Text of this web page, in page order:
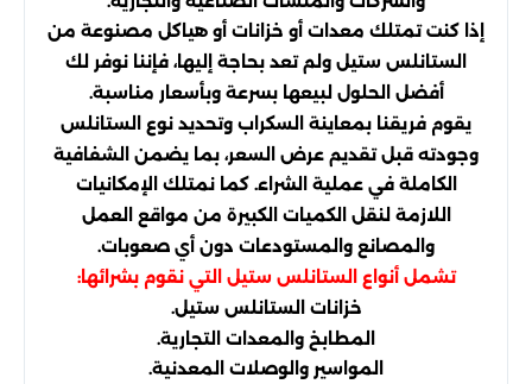
إذا كنت تمتلك معدات أو خزانات أو هياكل مصنوعة من
الستانلس ستيل ولم تعد بحاجة إليها، فإننا نوفر لك
أفضل الحلول لبيعها بسرعة وبأسعار مناسبة.
يقوم فريقنا بمعاينة السكراب وتحديد نوع الستانلس
وجودته قبل تقديم عرض السعر، بما يضمن الشفافية
الكاملة في عملية الشراء. كما نمتلك الإمكانيات
اللازمة لنقل الكميات الكبيرة من مواقع العمل
والمصانع والمستودعات دون أي صعوبات.
تشمل أنواع الستانلس ستيل التي نقوم بشرائها:
خزانات الستانلس ستيل.
المطابخ والمعدات التجارية.
المواسير والوصلات المعدنية.